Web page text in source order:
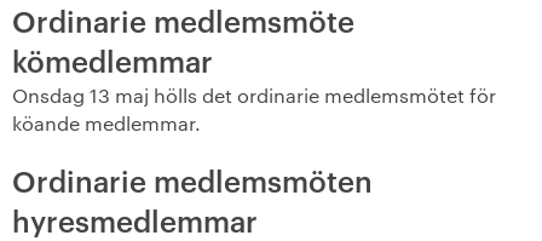
Om oss
+
Sök ledigt
Vår boendeform
Ordinarie medlemsmöte
kömedlemmar
Onsdag 13 maj hölls det ordinarie medlemsmötet för
köande medlemmar.
Ordinarie medlemsmöten
hyresmedlemmar